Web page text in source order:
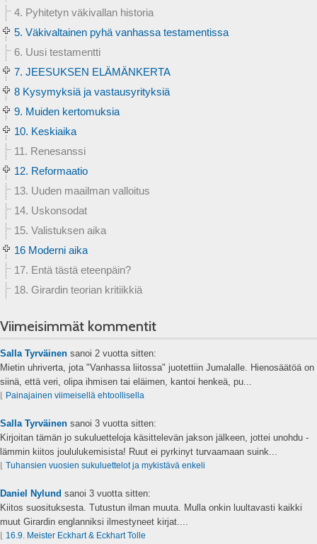
4. Pyhitetyn väkivallan historia
5. Väkivaltainen pyhä vanhassa testamentissa
6. Uusi testamentti
7. JEESUKSEN ELÄMÄNKERTA
8 Kysymyksiä ja vastausyrityksiä
9. Muiden kertomuksia
10. Keskiaika
11. Renesanssi
12. Reformaatio
13. Uuden maailman valloitus
14. Uskonsodat
15. Valistuksen aika
16 Moderni aika
17. Entä tästä eteenpäin?
18. Girardin teorian kritiikkiä
Viimeisimmät kommentit
Salla Tyrväinen sanoi 2 vuotta sitten:
Mietin uhriverta, jota "Vanhassa liitossa" juotettiin Jumalalle. Hienosäätöä on
siinä, että veri, olipa ihmisen tai eläimen, kantoi henkeä, pu...
⌊ Painajainen viimeisellä ehtoollisella
Salla Tyrväinen sanoi 3 vuotta sitten:
Kirjoitan tämän jo sukuluetteloja käsittelevän jakson jälkeen, jottei unohdu -
lämmin kiitos joululukemisista! Ruut ei pyrkinyt turvaamaan suink...
⌊ Tuhansien vuosien sukuluettelot ja mykistävä enkeli
Daniel Nylund sanoi 3 vuotta sitten:
Kiitos suosituksesta. Tutustun ilman muuta. Mulla onkin luultavasti kaikki
muut Girardin englanniksi ilmestyneet kirjat....
⌊ 16.9. Meister Eckhart & Eckhart Tolle